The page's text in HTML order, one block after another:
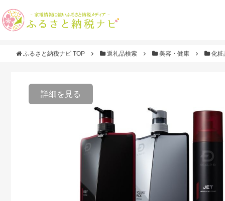
ふるさと納税ナビ TOP 返礼品検索 美容・健康 化粧
詳細を見る